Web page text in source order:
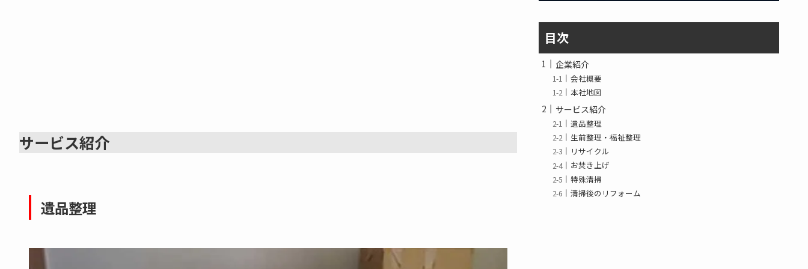
サービス紹介
遺品整理
目次
企業紹介
会社概要
本社地図
サービス紹介
遺品整理
生前整理・福祉整理
リサイクル
お焚き上げ
特殊清掃
清掃後のリフォーム